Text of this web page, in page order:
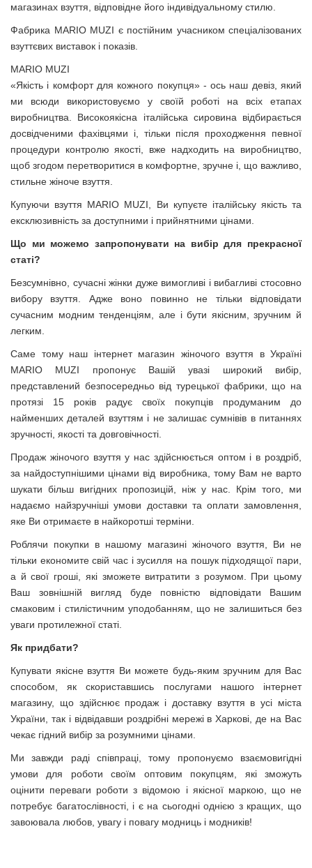
магазинах взуття, відповідне його індивідуальному стилю.
Фабрика MARIO MUZI є постійним учасником спеціалізованих
взуттєвих виставок і показів.
MARIO MUZI
«Якість і комфорт для кожного покупця» - ось наш девіз, який
ми всюди використовуємо у своїй роботі на всіх етапах
виробництва. Високоякісна італійська сировина відбирається
досвідченими фахівцями і, тільки після проходження певної
процедури контролю якості, вже надходить на виробництво,
щоб згодом перетворитися в комфортне, зручне і, що важливо,
стильне жіноче взуття.
Купуючи взуття MARIO MUZI, Ви купуєте італійську якість та
ексклюзивність за доступними і прийнятними цінами.
Що ми можемо запропонувати на вибір для прекрасної
статі?
Безсумнівно, сучасні жінки дуже вимогливі і вибагливі стосовно
вибору взуття. Адже воно повинно не тільки відповідати
сучасним модним тенденціям, але і бути якісним, зручним й
легким.
Саме тому наш інтернет магазин жіночого взуття в Україні
MARIO MUZI пропонує Вашій увазі широкий вибір,
представлений безпосередньо від турецької фабрики, що на
протязі 15 років радує своїх покупців продуманим до
найменших деталей взуттям і не залишає сумнівів в питаннях
зручності, якості та довговічності.
Продаж жіночого взуття у нас здійснюється оптом і в роздріб,
за найдоступнішими цінами від виробника, тому Вам не варто
шукати більш вигідних пропозицій, ніж у нас. Крім того, ми
надаємо найзручніші умови доставки та оплати замовлення,
яке Ви отримаєте в найкоротші терміни.
Роблячи покупки в нашому магазині жіночого взуття, Ви не
тільки економите свій час і зусилля на пошук підходящої пари,
а й свої гроші, які зможете витратити з розумом. При цьому
Ваш зовнішній вигляд буде повністю відповідати Вашим
смаковим і стилістичним уподобанням, що не залишиться без
уваги протилежної статі.
Як придбати?
Купувати якісне взуття Ви можете будь-яким зручним для Вас
способом, як скориставшись послугами нашого інтернет
магазину, що здійснює продаж і доставку взуття в усі міста
України, так і відвідавши роздрібні мережі в Харкові, де на Вас
чекає гідний вибір за розумними цінами.
Ми завжди раді співпраці, тому пропонуємо взаємовигідні
умови для роботи своїм оптовим покупцям, які зможуть
оцінити переваги роботи з відомою і якісної маркою, що не
потребує багатослівності, і є на сьогодні однією з кращих, що
завоювала любов, увагу і повагу модниць і модників!